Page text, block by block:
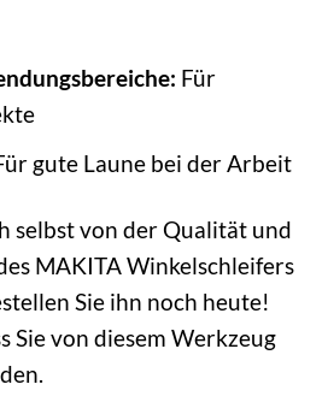
Für
gute Laune bei der Arbeit
selbst von der Qualität und
MAKITA Winkelschleifers
Sie ihn noch heute!
Sie von diesem Werkzeug